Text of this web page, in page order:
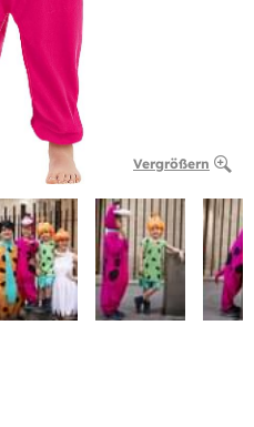
Vergrößern